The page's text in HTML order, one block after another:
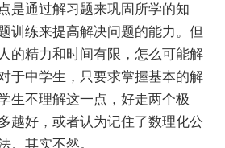
是通过解习题来巩固所学的知
训练来提高解决问题的能力。但
的精力和时间有限，怎么可能解
于中学生，只要求掌握基本的解
生不理解这一点，好走两个极
越好，或者认为记住了数理化公
。其实不然。